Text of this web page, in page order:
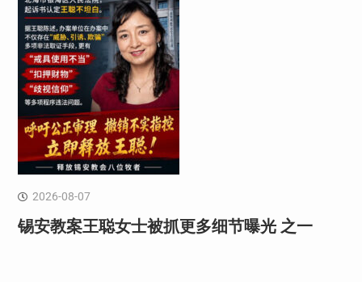
2026-08-07
锡安教案王聪女士被抓更多细节曝光 之一